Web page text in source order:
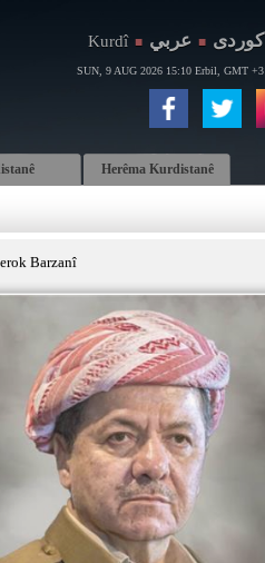
Kurdî ■ كوردی ■ عربي
SUN, 9 AUG 2026 15:10 Erbil, GMT +3
Herêma Kurdistanê
Barzanî